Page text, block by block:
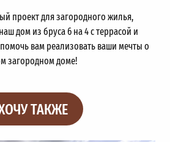
проект для загородного жилья,
дом из бруса 6 на 4 с террасой и
вам реализовать ваши мечты о
загородном доме!
ТАКЖЕ